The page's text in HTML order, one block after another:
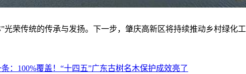
荣传统的传承与发扬。下一步，肇庆高新区将持续推动乡村绿化
： 100%覆盖！“十四五”广东古树名木保护成效亮了